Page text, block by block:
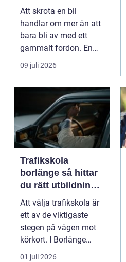
och miljövänlig
skrotning
Att skrota en bil
handlar om mer än att
bara bli av med ett
gammalt fordon. En
genomtänkt skrotning
09 juli 2026
Trafikskola
borlänge så hittar
du rätt utbildning
till körkortet
Att välja trafikskola är
ett av de viktigaste
stegen på vägen mot
körkort. I Borlänge
finns flera al...
01 juli 2026